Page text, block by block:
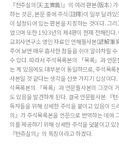
『천주실의(天主實義)』의 여러 판본(版本)
하는 것은, 본문 중에 주석(註釋)이 일부 달려
이 설정되어 있는 판본을 지칭하는 것이다. 그
었으며 또한 1923년의 제4판이 현재 전해진다
교회사연구소 영인 자료인 언해필사본(諺解筆
주어 보면 매우 흡사한 점들을 쉬이 알아차릴
수 있다. 따라서 주석목록본의 「목록」과 언
는 게 있음에도 대부분이 동일하므로, 주석목
사본일 것 같다는 생각을 선뜻 가지기 십상이
석목록본의 「목록」과 언문필사본의 그것이
도 있음을 발견하게 된다. 결국 언문필사본 『
독자들을 위해 상세한 주석을 붙이고 있음이
의』가 주석목록본을 언문으로 번역하는 데에
의를 제공하기 위해 상세한 주석을 덧붙이고
『텬쥬실의』의 특징이라고 하겠다.